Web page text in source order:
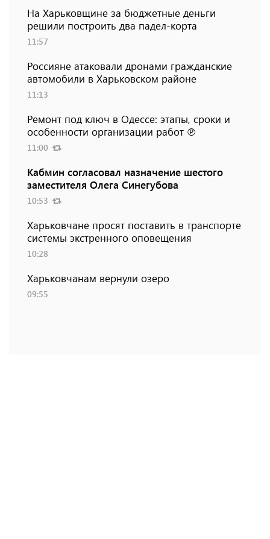
На Харьковщине за бюджетные деньги
решили построить два падел-корта
11:57
Россияне атаковали дронами гражданские
автомобили в Харьковском районе
11:13
Ремонт под ключ в Одессе: этапы, сроки и
особенности организации работ ℗
11:00
Кабмин согласовал назначение шестого
заместителя Олега Синегубова
10:53
Харьковчане просят поставить в транспорте
системы экстренного оповещения
10:28
Харьковчанам вернули озеро
09:55